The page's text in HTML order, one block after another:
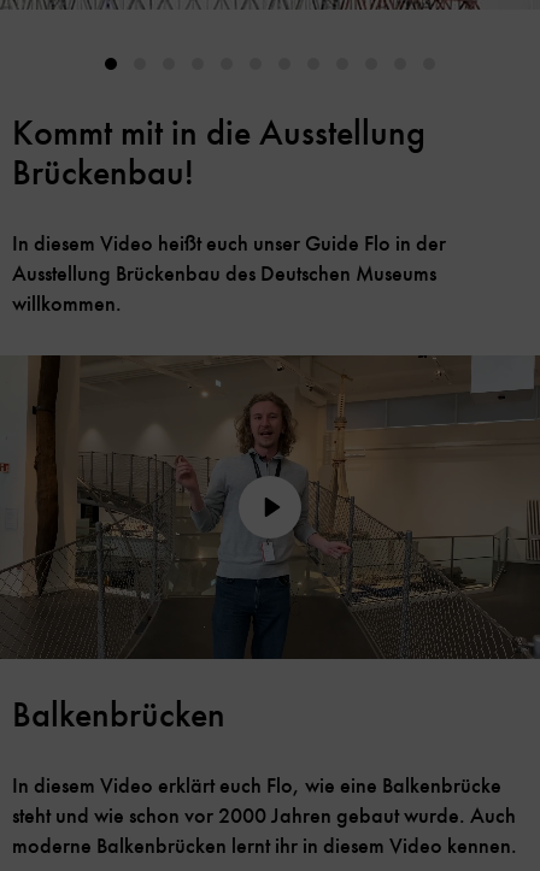
Kommt mit in die Ausstellung
Brückenbau!
In diesem Video heißt euch unser Guide Flo in der
Ausstellung Brückenbau des Deutschen Museums
willkommen.
Play
Balkenbrücken
In diesem Video erklärt euch Flo, wie eine Balkenbrücke
steht und wie schon vor 2000 Jahren gebaut wurde. Auch
moderne Balkenbrücken lernt ihr in diesem Video kennen.